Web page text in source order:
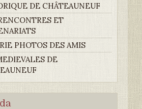
DE CHÂTEAUNEUF
ET
PHOTOS DES AMIS
DE